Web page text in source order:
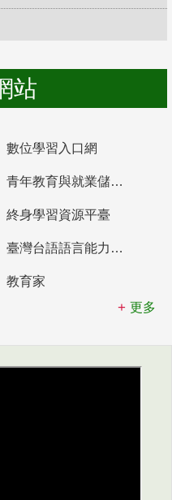
站
數位學習入口網
青年教育與就業儲蓄帳戶
終身學習資源平臺
臺灣台語語言能力認證網站
教育家
更多